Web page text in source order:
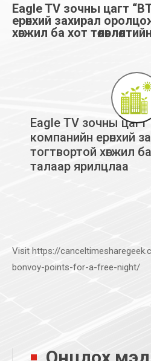
Eagle TV зочны цагт
ерөнхий захирал
хөгжил ба хот
Eagle TV зочны цагт
компанийн ерөнхий
тогтвортой хөгжил ба
талаар ярилцлаа
Visit https://
bonvoy-points-for-a-free-night/
Онцлох